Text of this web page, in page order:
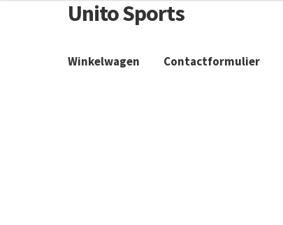
Unito Sports
Winkelwagen Contactformulier